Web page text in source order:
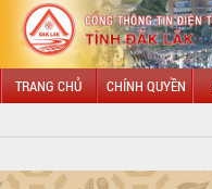
TRANG CHỦ CHÍNH QUYỀN